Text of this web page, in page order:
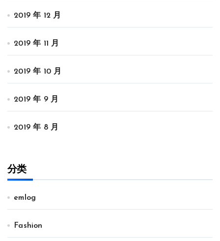
2019 年 12 月
2019 年 11 月
2019 年 10 月
2019 年 9 月
2019 年 8 月
分类
emlog
Fashion